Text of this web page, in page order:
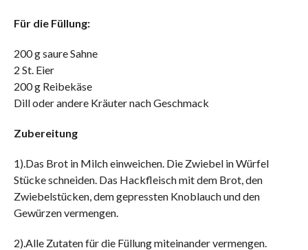
Für die Füllung:
200 g saure Sahne
2 St. Eier
200 g Reibekäse
Dill oder andere Kräuter nach Geschmack
Zubereitung
1).Das Brot in Milch einweichen. Die Zwiebel in Würfel
Stücke schneiden. Das Hackfleisch mit dem Brot, den
Zwiebelstücken, dem gepressten Knoblauch und den
Gewürzen vermengen.
2).Alle Zutaten für die Füllung miteinander vermengen.